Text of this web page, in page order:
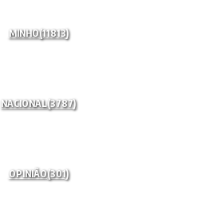
MINHO(11813)
NACIONAL(3787)
OPINIÃO(301)